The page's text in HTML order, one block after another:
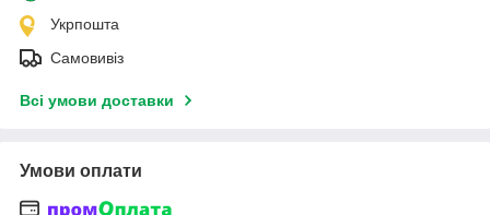
Укрпошта
Самовивіз
Всі умови доставки
Умови оплати